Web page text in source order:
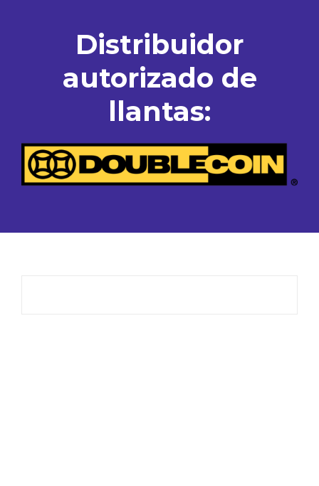
Distribuidor
autorizado de
llantas: